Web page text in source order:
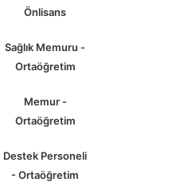
Önlisans
Sağlık Memuru -
Ortaöğretim
Memur -
Ortaöğretim
Destek Personeli
- Ortaöğretim